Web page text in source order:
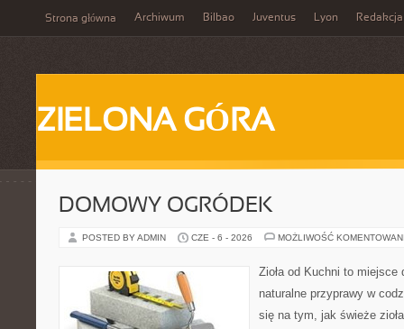
Strona główna Archiwum Bilbao Juventus Lyon Redakcja
ZIELONA GÓRA
DOMOWY OGRÓDEK
POSTED BY ADMIN CZE - 6 - 2026 MOŻLIWOŚĆ
Zioła od Kuchni to miejsce
naturalne przyprawy w
się na tym, jak świeże